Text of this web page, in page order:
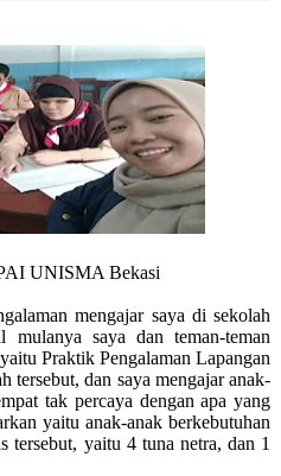
UNISMA Bekasi
mengajar saya di sekolah
saya dan teman-teman
Praktik Pengalaman Lapangan
dan saya mengajar anak-
tak percaya dengan apa yang
yaitu anak-anak berkebutuhan
tersebut, yaitu 4 tuna netra, dan 1